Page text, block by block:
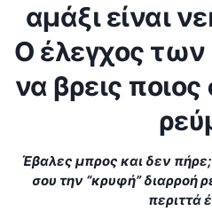
αμάξι είναι
Ο έλεγχος
να βρεις
Έβαλες μπρος και δεν
σου την “κρυφή” διαρροή
περιττά